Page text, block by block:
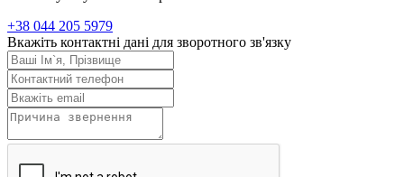
+38 044 205 5979
Вкажіть контактні дані для зворотного зв'язку